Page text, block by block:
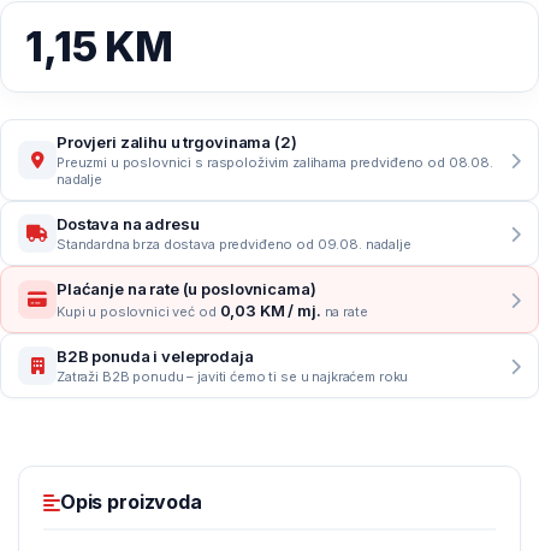
1,15 KM
Provjeri zalihu u trgovinama (2)
Preuzmi u poslovnici s raspoloživim zalihama predviđeno od 08.08.
nadalje
Dostava na adresu
Standardna brza dostava predviđeno od 09.08. nadalje
Plaćanje na rate (u poslovnicama)
Kupi u poslovnici već od 0,03 KM / mj. na rate
B2B ponuda i veleprodaja
Zatraži B2B ponudu – javiti ćemo ti se u najkraćem roku
Opis proizvoda